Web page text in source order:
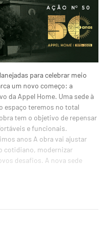
para celebrar meio
um novo começo: a
da Appel Home. Uma sede à
espaço teremos no total
tem o objetivo de repensar
e funcionais.
anos A obra vai ajustar
cotidiano, modernizar
desafios. A nova sede